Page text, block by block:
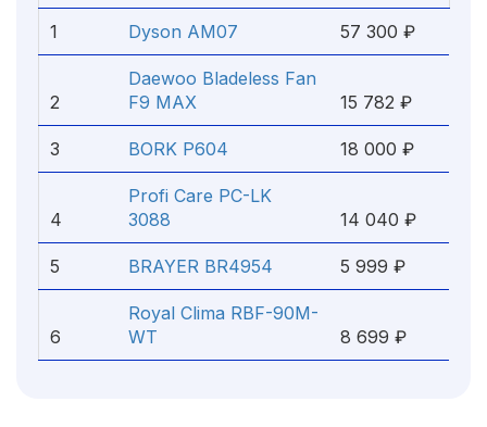
1 Dyson AM07 57 300 ₽
2
Daewoo Bladeless Fan
F9 MAX
15 782 ₽
3 BORK P604 18 000 ₽
4
Profi Care PC-LK
3088
14 040 ₽
5 BRAYER BR4954 5 999 ₽
6
Royal Clima RBF-90M-
WT
8 699 ₽